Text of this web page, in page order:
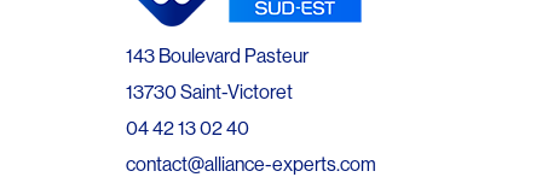
143 Boulevard Pasteur
13730 Saint-Victoret
04 42 13 02 40
contact@alliance-experts.com